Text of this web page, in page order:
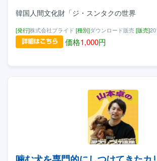
韓国人間文化財「ジ・スンタクの世界
[発行]株式会社プライド [種別]ダウンロード販売[販売]
価格1,000円